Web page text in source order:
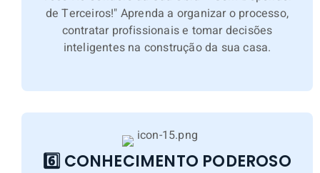
de Terceiros!" Aprenda a organizar o processo,
contratar profissionais e tomar decisões
inteligentes na construção da sua casa.
6️⃣ CONHECIMENTO PODEROSO